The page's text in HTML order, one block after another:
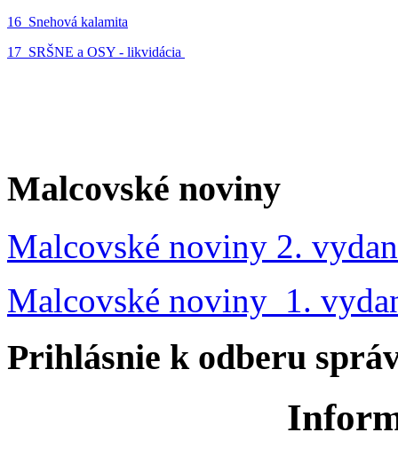
16_Snehová kalamita
17_SRŠNE a OSY - likvidácia
Malcovské noviny
Malcovské noviny 2.
Malcovské noviny 1.
Prihlásnie k odberu